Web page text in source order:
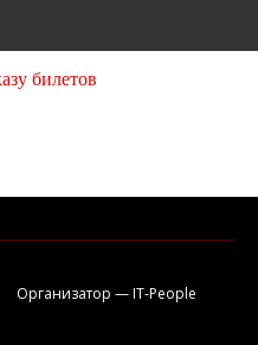
билетов
Организатор — IT-People